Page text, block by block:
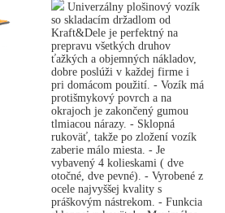
Univerzálny plošinový vozík
so skladacím držadlom od
Kraft&Dele je perfektný na
prepravu všetkých druhov
ťažkých a objemných nákladov,
dobre poslúži v každej firme i
pri domácom použití. - Vozík má
protišmykový povrch a na
okrajoch je zakončený gumou
tlmiacou nárazy. - Sklopná
rukoväť, takže po zložení vozík
zaberie málo miesta. - Je
vybavený 4 kolieskami ( dve
otočné, dve pevné). - Vyrobené z
ocele najvyššej kvality s
práškovým nástrekom. - Funkcia